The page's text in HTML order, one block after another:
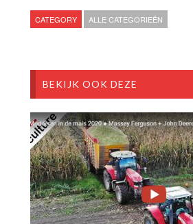
CATEGORY ALLE CATEGORIEËN
BEKIJK OOK DEZE